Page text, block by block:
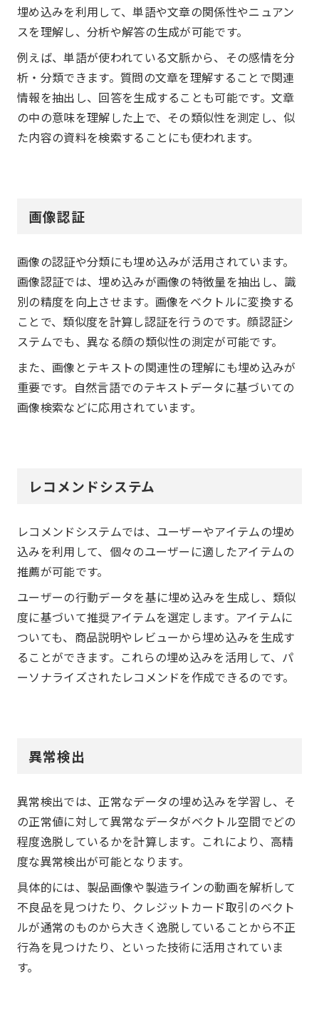
埋め込みを利用して、単語や文章の関係性やニュアン
スを理解し、分析や解答の生成が可能です。
例えば、単語が使われている文脈から、その感情を分
析・分類できます。質問の文章を理解することで関連
情報を抽出し、回答を生成することも可能です。文章
の中の意味を理解した上で、その類似性を測定し、似
た内容の資料を検索することにも使われます。
画像認証
画像の認証や分類にも埋め込みが活用されています。
画像認証では、埋め込みが画像の特徴量を抽出し、識
別の精度を向上させます。画像をベクトルに変換する
ことで、類似度を計算し認証を行うのです。顔認証シ
ステムでも、異なる顔の類似性の測定が可能です。
また、画像とテキストの関連性の理解にも埋め込みが
重要です。自然言語でのテキストデータに基づいての
画像検索などに応用されています。
レコメンドシステム
レコメンドシステムでは、ユーザーやアイテムの埋め
込みを利用して、個々のユーザーに適したアイテムの
推薦が可能です。
ユーザーの行動データを基に埋め込みを生成し、類似
度に基づいて推奨アイテムを選定します。アイテムに
ついても、商品説明やレビューから埋め込みを生成す
ることができます。これらの埋め込みを活用して、パ
ーソナライズされたレコメンドを作成できるのです。
異常検出
異常検出では、正常なデータの埋め込みを学習し、そ
の正常値に対して異常なデータがベクトル空間でどの
程度逸脱しているかを計算します。これにより、高精
度な異常検出が可能となります。
具体的には、製品画像や製造ラインの動画を解析して
不良品を見つけたり、クレジットカード取引のベクト
ルが通常のものから大きく逸脱していることから不正
行為を見つけたり、といった技術に活用されていま
す。